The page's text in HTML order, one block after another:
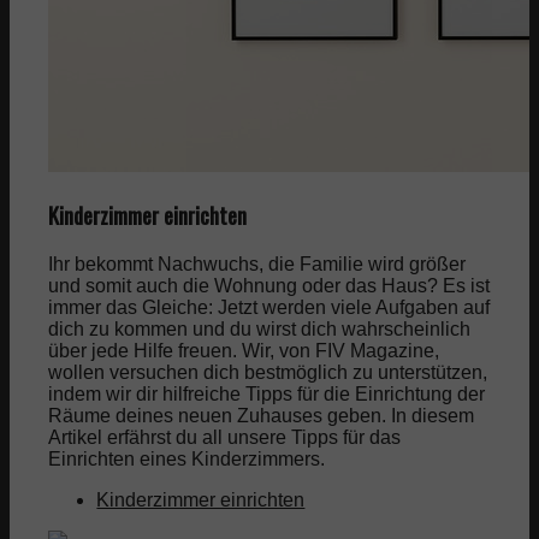
Kinderzimmer einrichten
Ihr bekommt Nachwuchs, die Familie wird größer
und somit auch die Wohnung oder das Haus? Es ist
immer das Gleiche: Jetzt werden viele Aufgaben auf
dich zu kommen und du wirst dich wahrscheinlich
über jede Hilfe freuen. Wir, von FIV Magazine,
wollen versuchen dich bestmöglich zu unterstützen,
indem wir dir hilfreiche Tipps für die Einrichtung der
Räume deines neuen Zuhauses geben. In diesem
Artikel erfährst du all unsere Tipps für das
Einrichten eines Kinderzimmers.
Kinderzimmer einrichten